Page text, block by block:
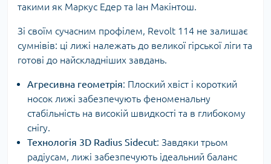
такими як Маркус Едер та Іан Макінтош.
Зі своїм сучасним профілем, Revolt 114 не залишає
сумнівів: ці лижі належать до великої гірської ліги та
готові до найскладніших завдань.
Агресивна геометрія: Плоский хвіст і короткий
носок лижі забезпечують феноменальну
стабільність на високій швидкості та в глибокому
снігу.
Технологія 3D Radius Sidecut: Завдяки трьом
радіусам, лижі забезпечують ідеальний баланс